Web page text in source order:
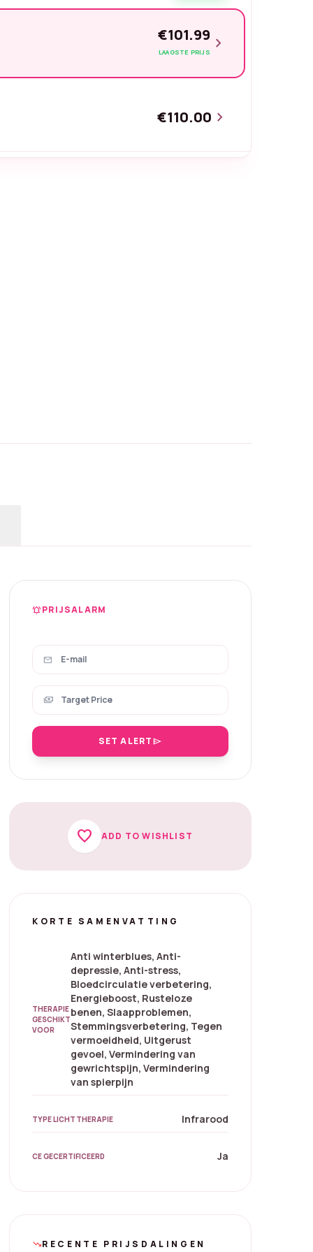
€101.99
LAAGSTE PRIJS chevron_right
€110.00 chevron_right
notifications_activePRIJSALARM
mail
payments
SET ALERTsend
favorite ADD TO WISHLIST
KORTE SAMENVATTING
THERAPIE
GESCHIKT
VOOR
Anti winterblues, Anti-
depressie, Anti-stress,
Bloedcirculatie verbetering,
Energieboost, Rusteloze
benen, Slaapproblemen,
Stemmingsverbetering, Tegen
vermoeidheid, Uitgerust
gevoel, Vermindering van
gewrichtspijn, Vermindering
van spierpijn
TYPE LICHTTHERAPIE Infrarood
CE GECERTIFICEERD Ja
trending_downRECENTE PRIJSDALINGEN